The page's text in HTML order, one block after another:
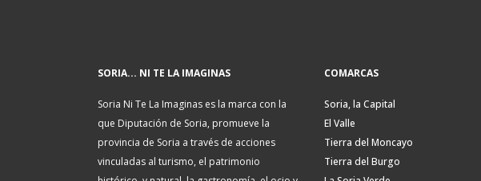
SORIA... NI TE LA IMAGINAS
Soria Ni Te La Imaginas es la marca con la
que Diputación de Soria, promueve la
provincia de Soria a través de acciones
vinculadas al turismo, el patrimonio
COMARCAS
Soria, la Capital
El Valle
Tierra del Moncayo
Tierra del Burgo